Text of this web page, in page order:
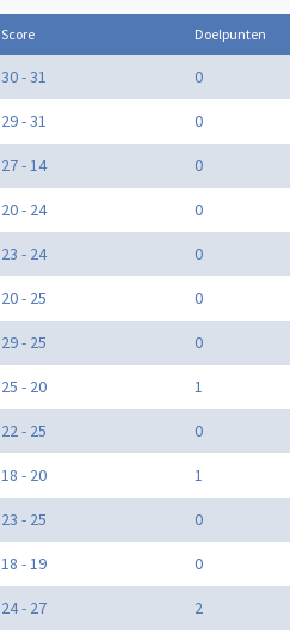
Score Doelpunten
30 - 31 0
29 - 31 0
27 - 14 0
20 - 24 0
23 - 24 0
20 - 25 0
29 - 25 0
25 - 20 1
22 - 25 0
18 - 20 1
23 - 25 0
18 - 19 0
24 - 27 2